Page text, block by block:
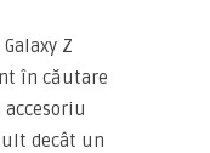
Z
în căutare
decât un